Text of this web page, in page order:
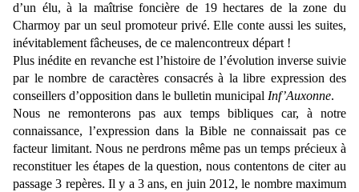
d’un élu, à la maîtrise foncière de 19 hectares de la zone du
Charmoy par un seul promoteur privé. Elle conte aussi les suites,
inévitablement fâcheuses, de ce malencontreux départ !
Plus inédite en revanche est l’histoire de l’évolution inverse suivie
par le nombre de caractères consacrés à la libre expression des
conseillers d’opposition dans le bulletin municipal Inf’Auxonne.
Nous ne remonterons pas aux temps bibliques car, à notre
connaissance, l’expression dans la Bible ne connaissait pas ce
facteur limitant. Nous ne perdrons même pas un temps précieux à
reconstituer les étapes de la question, nous contentons de citer au
passage 3 repères. Il y a 3 ans, en juin 2012, le nombre maximum